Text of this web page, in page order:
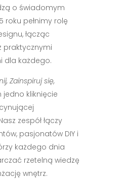
o świadomym
roku pełnimy rolę
łącząc
praktycznymi
dla każdego.
Zainspiruj się,
jedno kliknięcie
zespół łączy
pasjonatów DIY i
każdego dnia
rzetelną wiedzę
wnętrz.